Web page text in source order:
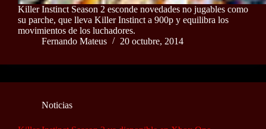
Killer Instinct Season 2 esconde novedades no jugables como
su parche, que lleva Killer Instinct a 900p y equilibra los
movimientos de los luchadores.
Fernando Mateus
20 octubre, 2014
Noticias